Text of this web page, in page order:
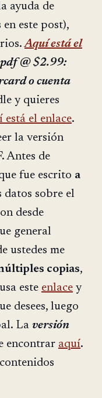
ayuda de
en este post),
Aquí está el
@ $2.99:
o cuenta
y quieres
está el enlace.
la versión
Antes de
fue escrito a
datos sobre el
desde
general
ustedes me
copias,
este enlace y
desees, luego
La versión
encontrar aquí.